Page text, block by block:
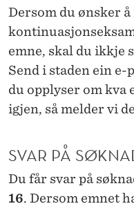
Dersom du ønsker å
emne, skal du ikkje
Send i staden ein e-
du opplyser om kva
igjen, så melder vi
SVAR PÅ
Du får svar på
16. Dersom emnet